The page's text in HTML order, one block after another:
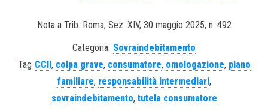
Nota a Trib. Roma, Sez. XIV, 30 maggio 2025, n. 492
Categoria: Sovraindebitamento
Tag CCII, colpa grave, consumatore, omologazione, piano
familiare, responsabilità intermediari,
sovraindebitamento, tutela consumatore